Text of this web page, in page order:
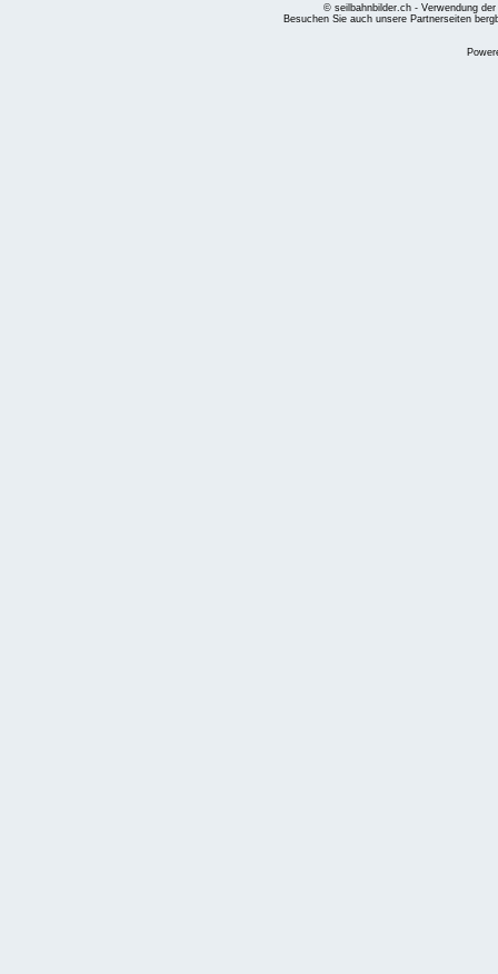
© seilbahnbilder.ch - Verwendung
Besuchen Sie auch unsere Partnerseiten